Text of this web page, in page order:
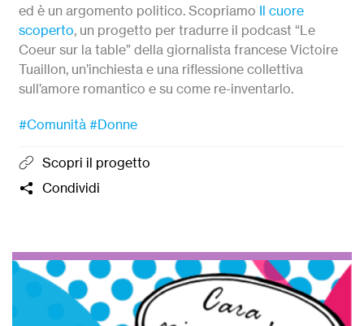
ed è un argomento politico. Scopriamo Il cuore
scoperto, un progetto per tradurre il podcast “Le
Coeur sur la table” della giornalista francese Victoire
Tuaillon, un’inchiesta e una riflessione collettiva
sull’amore romantico e su come re-inventarlo.
#Comunità #Donne
Scopri il progetto
Condividi